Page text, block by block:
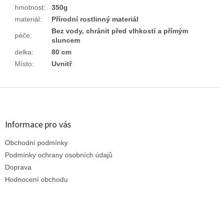
hmotnost:
350g
materiál: Přírodní rostlinný materiál
péče:
Bez vody, chránit před vlhkostí a přímým
sluncem
delka:
80 cm
Místo: Uvnitř
Z
Informace pro vás
Obchodní podmínky
Podmínky ochrany osobních údajů
Doprava
Hodnocení obchodu